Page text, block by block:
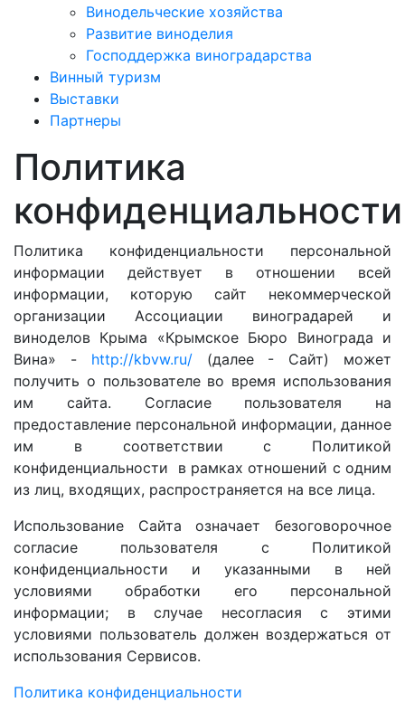
Винодельческие хозяйства
Развитие виноделия
Господдержка виноградарства
Винный туризм
Выставки
Партнеры
Политика
конфиденциальности
Политика конфиденциальности персональной
информации действует в отношении всей
информации, которую сайт некоммерческой
организации Ассоциации виноградарей и
виноделов Крыма «Крымское Бюро Винограда и
Вина» - http://kbvw.ru/(далее - Сайт) может
получить о пользователе во время использования
им сайта. Согласие пользователя на
предоставление персональной информации, данное
им в соответствии с Политикой
конфиденциальности в рамках отношений с одним
из лиц, входящих, распространяется на все лица.
Использование Сайта означает безоговорочное
согласие пользователя с Политикой
конфиденциальности и указанными в ней
условиями обработки его персональной
информации; в случае несогласия с этими
условиями пользователь должен воздержаться от
использования Сервисов.
Политика конфиденциальности